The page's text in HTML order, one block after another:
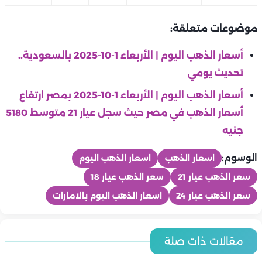
موضوعات متعلقة:
أسعار الذهب اليوم | الأربعاء 1-10-2025 بالسعودية..
تحديث يومي
أسعار الذهب اليوم | الأربعاء 1-10-2025 بمصر ارتفاع
أسعار الذهب في مصر حيث سجل عيار 21 متوسط 5180
جنيه
الوسوم: اسعار الذهب
اسعار الذهب اليوم
سعر الذهب عيار 21
سعر الذهب عيار 18
سعر الذهب عيار 24
اسعار الذهب اليوم بالامارات
مقالات ذات صلة
منوعات
أسعار الذهب اليوم | الخميس 6 -8- 2026 بالإمارات.. تحديث يومي
كزبرة وعصام صاصا يطرحان «بيان هام» بالتزامن مع اقتراب عرض
منوعات
منوعات